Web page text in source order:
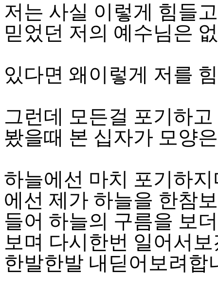
저는 사실 이렇게 힘들
믿었던 저의 예수님은
있다면 왜이렇게 저를
그런데 모든걸 포기하
봤을때 본 십자가 모양
하늘에선 마치 포기하
에선 제가 하늘을 한참
들어 하늘의 구름을 보
보며 다시한번 일어서
한발한발 내딛어보려합